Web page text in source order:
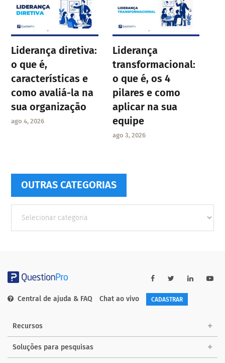
Liderança diretiva:
o que é,
características e
como avaliá-la na
sua organização
ago 4, 2026
Liderança
transformacional:
o que é, os 4
pilares e como
aplicar na sua
equipe
ago 3, 2026
OUTRAS CATEGORIAS
Categorias
Central de ajuda & FAQ Chat ao vivo CADASTRAR
Recursos
Soluções para pesquisas